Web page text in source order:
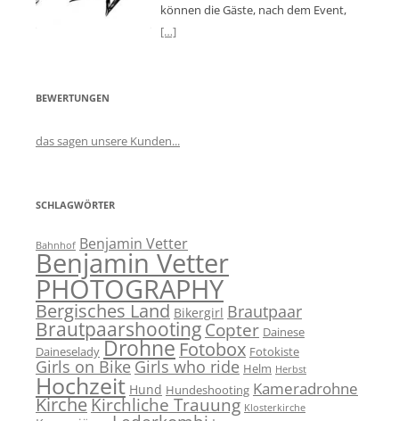
können die Gäste, nach dem Event,
[…]
BEWERTUNGEN
das sagen unsere Kunden...
SCHLAGWÖRTER
Bahnhof Benjamin Vetter
Benjamin Vetter
PHOTOGRAPHY
Bergisches Land Bikergirl Brautpaar
BrautpaarshootingCopter Dainese
Daineselady Drohne Fotobox Fotokiste
Girls on BikeGirls who ride Helm Herbst
Hochzeit Hund Hundeshooting Kameradrohne
KircheKirchliche Trauung Klosterkirche